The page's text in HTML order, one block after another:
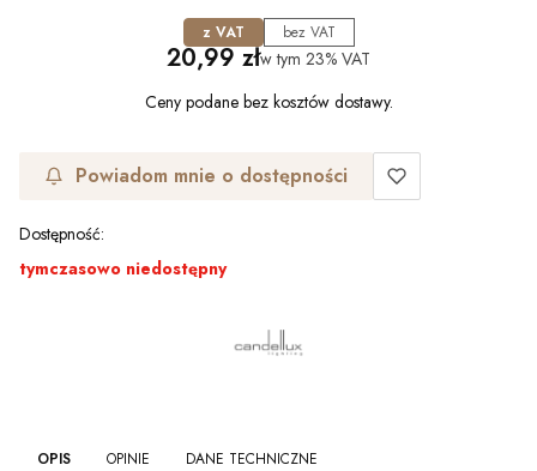
z VAT bez VAT
Cena
20,99 złw tym 23% VAT
Ceny podane bez kosztów dostawy.
Powiadom mnie o dostępności
Dostępność:
tymczasowo niedostępny
OPIS OPINIE DANE TECHNICZNE